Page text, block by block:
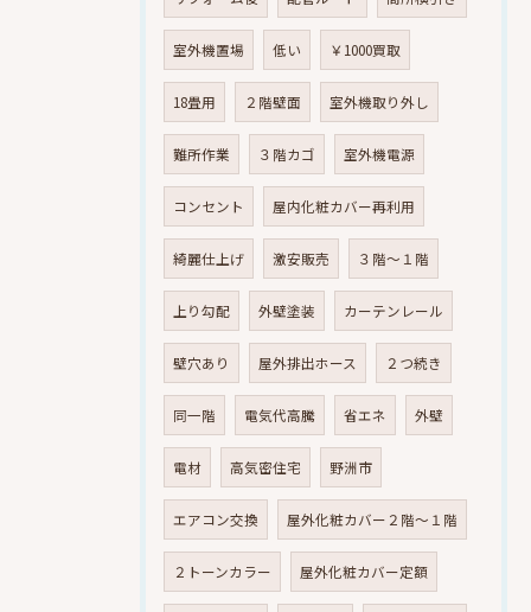
室外機置場 低い ￥1000買取
18畳用 ２階壁面 室外機取り外し
難所作業 ３階カゴ 室外機電源
コンセント 屋内化粧カバー再利用
綺麗仕上げ 激安販売 ３階～１階
上り勾配 外壁塗装 カーテンレール
壁穴あり 屋外排出ホース ２つ続き
同一階 電気代高騰 省エネ 外壁
電材 高気密住宅 野洲市
エアコン交換 屋外化粧カバー２階～１階
２トーンカラー 屋外化粧カバー定額